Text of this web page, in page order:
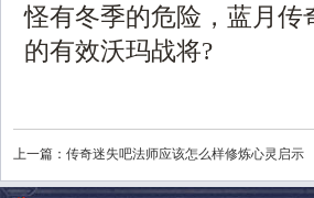
怪有冬季的危险，蓝月
的有效沃玛战将?
上一篇： 传奇迷失吧法师应该怎么样修炼心灵启示